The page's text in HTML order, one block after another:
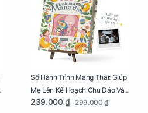
Sổ Hành Trình Mang Thai: Giúp
Mẹ Lên Kế Hoạch Chu Đáo Và
Lưu Giữ Kỷ Niệm Mang Thai
239.000 ₫ 299.000 ₫